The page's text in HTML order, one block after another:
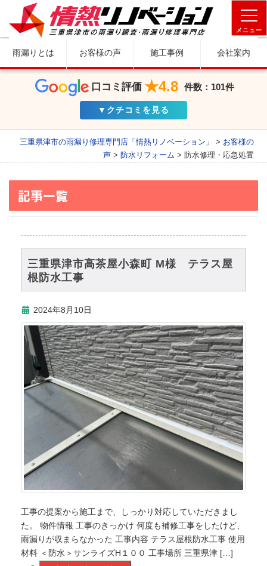
メニュー
雨漏りとは お客様の声 施工事例 会社案内
口コミ評価 ★4.8 件数：101件
▼クチコミを見る
三重県津市の雨漏り修理専門店「情熱リノベーション」 > お客様の
声> 防水リフォーム > 防水修理・応急処置
記事一覧
三重県津市高茶屋小森町 M様 テラス屋
根防水工事
2024年8月10日
工事の提案から施工まで、しっかり対応していただきまし
た。 物件情報 工事のきっかけ 何度も補修工事をしたけど、
雨漏りが収まらなかった 工事内容 テラス屋根防水工事 使用
材料 ＜防水＞サンライズH１００ 工事場所 三重県津 […]